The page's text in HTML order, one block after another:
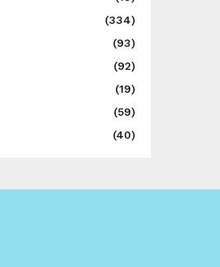
(334)
(93)
(92)
(19)
(59)
(40)